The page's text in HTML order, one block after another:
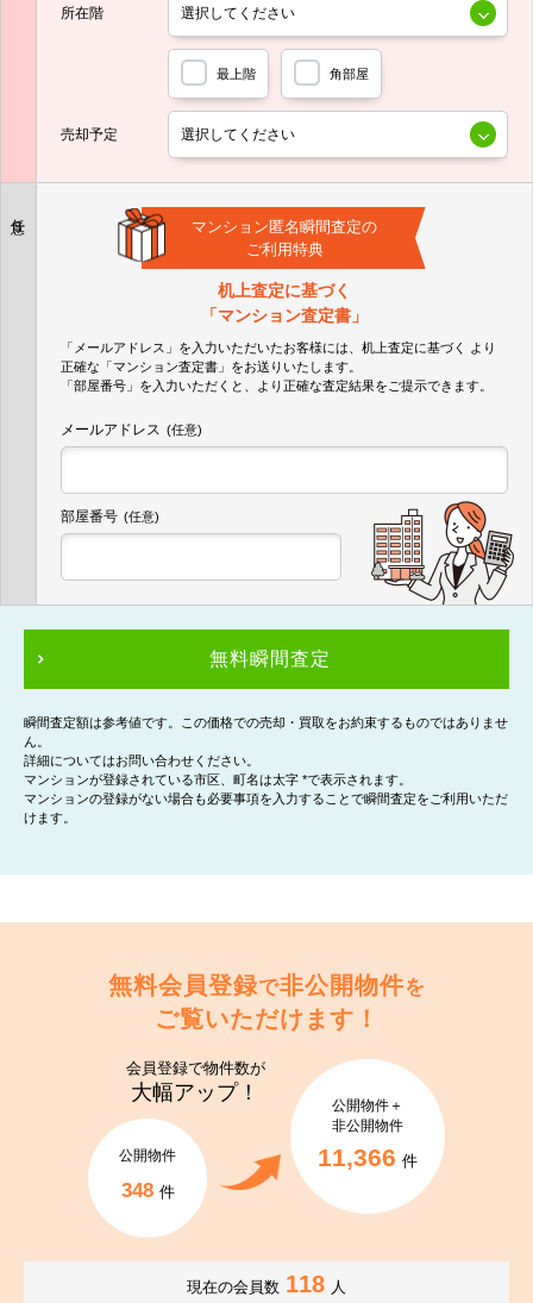
所在階
最上階 角部屋
売却予定
マンション匿名瞬間査定の
ご利用特典
机上査定に基づく
「マンション査定書」
「メールアドレス」を入力いただいたお客様には、机上査定に基づく
より
正確な 「マンション査定書」 をお送りいたします。
「部屋番号」を入力いただくと、より正確な査定結果をご提示できます。
メールアドレス (任意)
部屋番号 (任意)
無料瞬間査定
瞬間査定額は参考値です。この価格での売却・買取をお約束するものではありませ
ん。
詳細についてはお問い合わせください。
マンションが登録されている市区、町名は太字 *で表示されます。
マンションの登録がない場合も必要事項を入力することで瞬間査定をご利用いただ
けます。
無料会員登録で非公開物件を
ご覧いただけます！
会員登録で物件数が
大幅アップ！
公開物件
348 件
公開物件＋
非公開物件
11,366 件
現在の会員数 118 人